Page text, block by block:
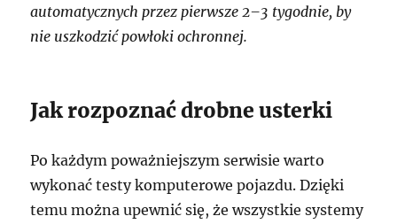
automatycznych przez pierwsze 2–3 tygodnie, by
nie uszkodzić powłoki ochronnej.
Jak rozpoznać drobne usterki
Po każdym poważniejszym serwisie warto
wykonać testy komputerowe pojazdu. Dzięki
temu można upewnić się, że wszystkie systemy